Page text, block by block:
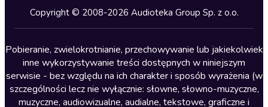
Kryminały
Lektury szkolne
Literatura anglojęzyczna
Literatura faktu
Literatura obyczajowa
Copyright © 2008-2026 Audioteka Group Sp. z o.o.
Pobieranie, zwielokrotnianie, przechowywanie lub jakiekolwiek
inne wykorzystywanie treści dostępnych w niniejszym
serwisie - bez względu na ich charakter i sposób wyrażenia (w
szczególności lecz nie wyłącznie: słowne, słowno-muzyczne,
muzyczne, audiowizualne, audialne, tekstowe, graficzne i